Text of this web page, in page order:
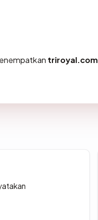
triroyal.com